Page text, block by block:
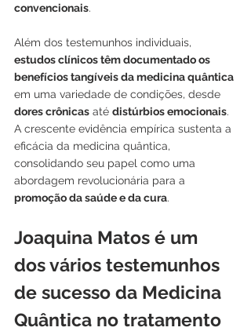
convencionais.
Além dos testemunhos individuais,
estudos clínicos têm documentado os
benefícios tangíveis da medicina quântica
em uma variedade de condições, desde
dores crônicas até distúrbios emocionais.
A crescente evidência empírica sustenta a
eficácia da medicina quântica,
consolidando seu papel como uma
abordagem revolucionária para a
promoção da saúde e da cura.
Joaquina Matos é um
dos vários testemunhos
de sucesso da Medicina
Quântica no tratamento